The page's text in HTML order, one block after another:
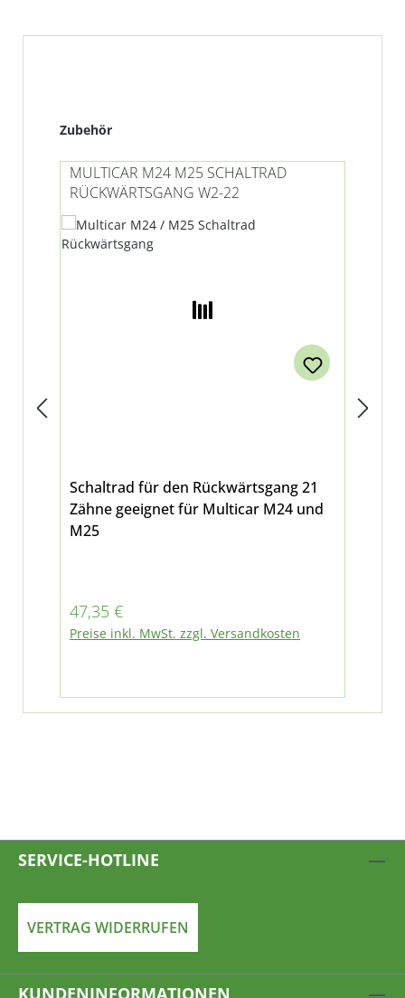
Produktgalerie überspringen
Zubehör
MULTICAR M24 M25 SCHALTRAD
RÜCKWÄRTSGANG W2-22
Schaltrad für den Rückwärtsgang 21
Zähne geeignet für Multicar M24 und
M25
Regulärer Preis:
47,35 €
Preise inkl. MwSt. zzgl. Versandkosten
SERVICE-HOTLINE
VERTRAG WIDERRUFEN
KUNDENINFORMATIONEN